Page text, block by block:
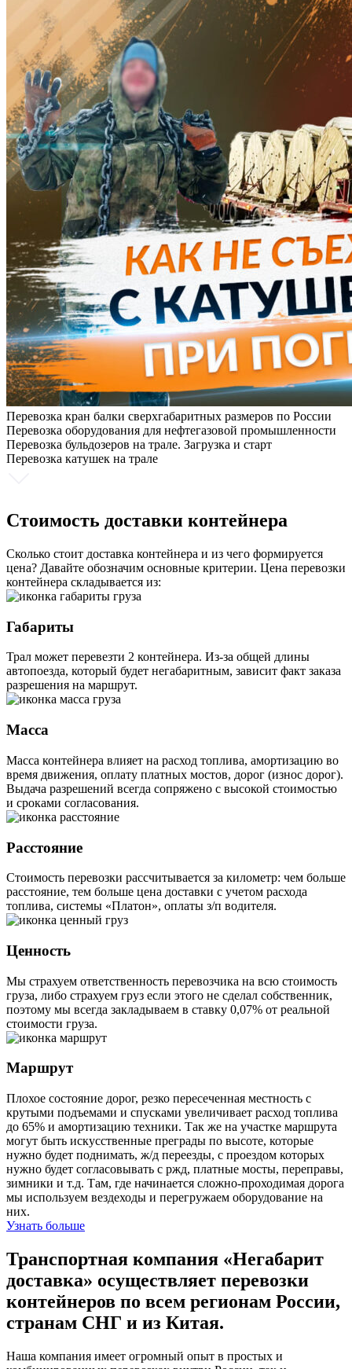
Перевозка кран балки сверхгабаритных размеров по России
Перевозка оборудования для нефтегазовой промышленности
Перевозка бульдозеров на трале. Загрузка и старт
Перевозка катушек на трале
Стоимость доставки контейнера
Сколько стоит доставка контейнера и из чего формируется
цена? Давайте обозначим основные критерии. Цена перевозки
контейнера складывается из:
Габариты
Трал может перевезти 2 контейнера. Из-за общей длины
автопоезда, который будет негабаритным, зависит факт заказа
разрешения на маршрут.
Масса
Масса контейнера влияет на расход топлива, амортизацию во
время движения, оплату платных мостов, дорог (износ дорог).
Выдача разрешений всегда сопряжено с высокой стоимостью
и сроками согласования.
Расстояние
Стоимость перевозки рассчитывается за километр: чем больше
расстояние, тем больше цена доставки с учетом расхода
топлива, системы «Платон», оплаты з/п водителя.
Ценность
Мы страхуем ответственность перевозчика на всю стоимость
груза, либо страхуем груз если этого не сделал собственник,
поэтому мы всегда закладываем в ставку 0,07% от реальной
стоимости груза.
Маршрут
Плохое состояние дорог, резко пересеченная местность с
крутыми подъемами и спусками увеличивает расход топлива
до 65% и амортизацию техники. Так же на участке маршрута
могут быть искусственные преграды по высоте, которые
нужно будет поднимать, ж/д переезды, с проездом которых
нужно будет согласовывать с ржд, платные мосты, переправы,
зимники и т.д. Там, где начинается сложно-проходимая дорога
мы используем вездеходы и перегружаем оборудование на
них.
Узнать больше
Транспортная компания «Негабарит
доставка» осуществляет перевозки
контейнеров по всем регионам России,
странам СНГ и из Китая.
Наша компания имеет огромный опыт в простых и